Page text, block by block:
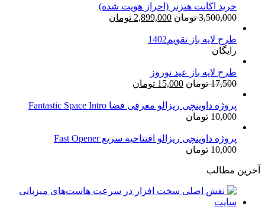
خرید اکانت هتزنر (احراز هویت شده)
3,500,000 تومان قیمت
2,899,000 تومان
طرح لایه باز تقویم1402
رایگان
طرح لایه باز عید نوروز
17,500 تومان قیمت
17,500 تومان
15,000 تومان
15,000 تومان.
پروژه داوینچی ریزالو معرفی فضا Fantastic Space Intro
10,000 تومان
پروژه داوینچی ریزالو افتتاحیه سریع Fast Opener
10,000 تومان
آخرین مطالب